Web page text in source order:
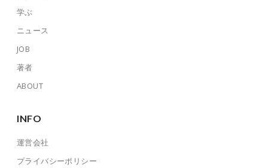
学ぶ
ニュース
JOB
著者
ABOUT
INFO
運営会社
プライバシーポリシー